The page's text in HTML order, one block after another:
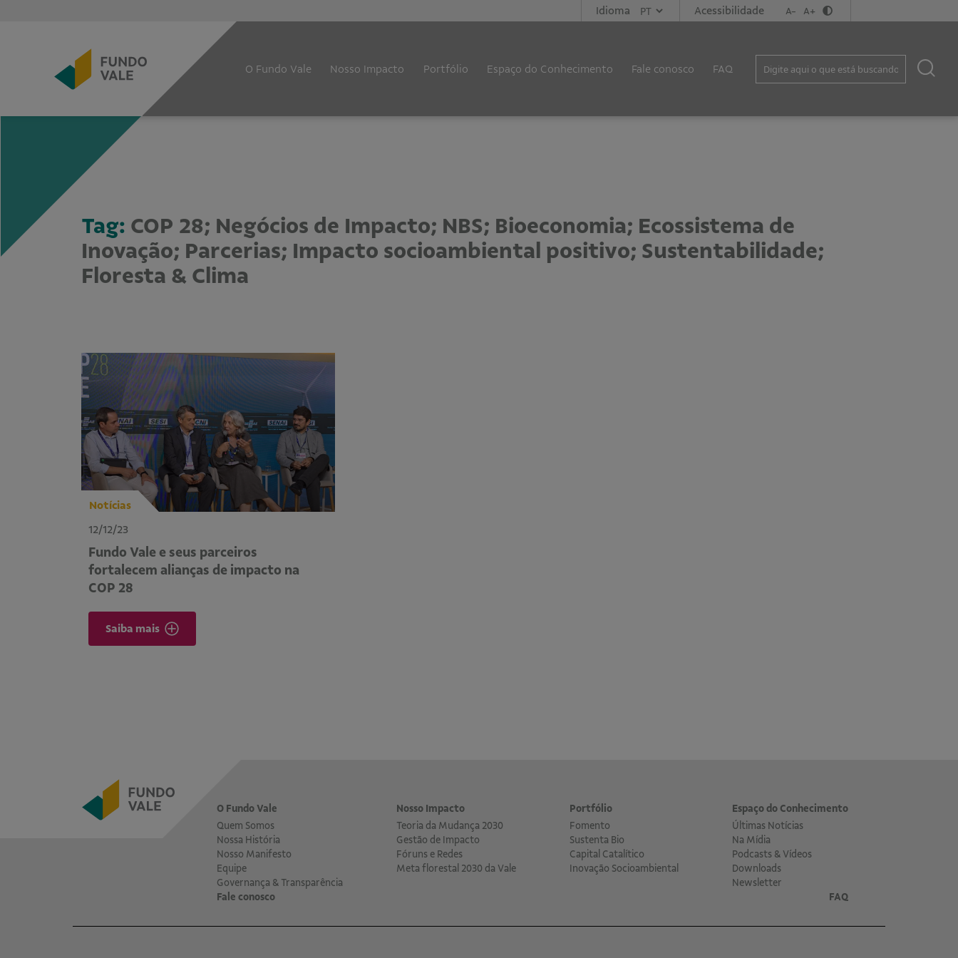
Idioma Acessibilidade A- A+
O Fundo Vale Nosso Impacto Portfólio Espaço do Conhecimento Fale conosco FAQ
Tag: COP 28; Negócios de Impacto; NBS; Bioeconomia; Ecossistema de
Inovação; Parcerias; Impacto socioambiental positivo; Sustentabilidade;
Floresta & Clima
Notícias
12/12/23
Fundo Vale e seus parceiros
fortalecem alianças de impacto na
COP 28
Saiba mais
O Fundo Vale
Quem Somos
Nossa História
Nosso Manifesto
Equipe
Governança & Transparência
Nosso Impacto
Teoria da Mudança 2030
Gestão de Impacto
Fóruns e Redes
Meta florestal 2030 da Vale
Portfólio
Fomento
Sustenta Bio
Capital Catalítico
Inovação Socioambiental
Espaço do Conhecimento
Últimas Notícias
Na Mídia
Podcasts & Vídeos
Downloads
Newsletter
Fale conosco
FAQ